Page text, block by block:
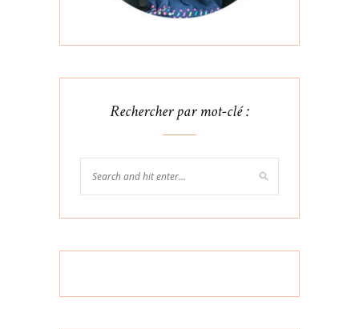
Rechercher par mot-clé :